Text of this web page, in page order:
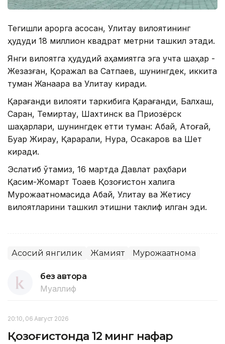
Тегишли қарорга асосан, Улитау вилоятининг
ҳудуди 18 миллион квадрат метрни ташкил этади.
Янги вилоятга ҳудудий аҳамиятга эга учта шаҳар -
Жезқазған, Қоражал ва Сатпаев, шунингдек, иккита
туман Жанаарқа ва Улитау киради.
Қарағанди вилояти таркибига Қарағанди, Балхаш,
Саран, Темиртау, Шахтинск ва Приозёрск
шаҳарлари, шунингдек етти туман: Абай, Ақтоғай,
Буқар Жирау, Қарқарали, Нура, Осакаров ва Шет
киради.
Эслатиб ўтамиз, 16 мартда Давлат раҳбари
Қасим-Жомарт Тоқаев Қозоғистон халқига
Мурожаатномасида Абай, Улитау ва Жетису
вилоятларини ташкил этишни таклиф қилган эди.
Асосий янгилик Жамият Мурожаатнома
без автора
Муаллиф
20:10, 06 Август 2026
Қозоғистонда 12 минг нафар